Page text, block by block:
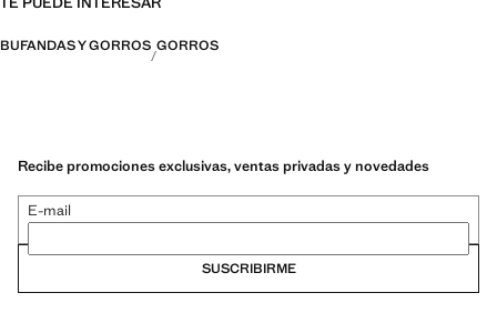
BUFANDAS Y GORROS GORROS
Recibe promociones exclusivas, ventas privadas y novedades
E-mail
SUSCRIBIRME